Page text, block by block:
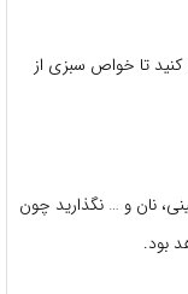
کنید تا خواص سبزی از
نان و … نگذارید چون
بود.